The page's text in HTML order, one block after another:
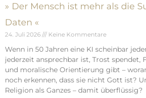
» Der Mensch ist mehr als die
Daten «
24. Juli 2026 Keine Kommentare
Wenn in 50 Jahren eine KI scheinbar
jederzeit ansprechbar ist, Trost spendet,
und moralische Orientierung gibt –
noch erkennen, dass sie nicht Gott ist?
Religion als Ganzes – damit überflüssig?